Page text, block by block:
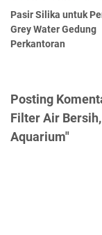
Pasir Silika untuk
Grey Water Gedung
Perkantoran
Posting
Filter Air
Aquarium"